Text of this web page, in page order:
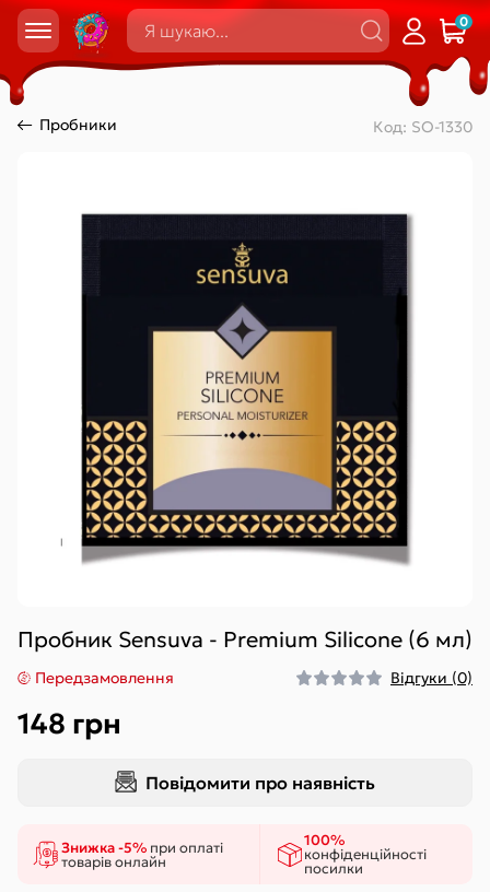
0
Пробники Код: SO-1330
Пробник Sensuva - Premium Silicone (6 мл)
Передзамовлення Відгуки (0)
148 грн
Повідомити про наявність
Знижка -5% при оплаті
товарів онлайн
100%
конфіденційності
посилки